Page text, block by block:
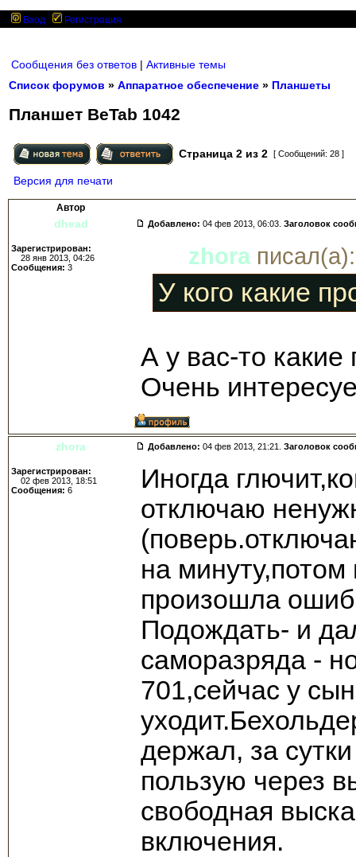
Вход Регистрация
Сообщения без ответов | Активные темы
Список форумов » Аппаратное обеспечение » Планшеты
Планшет BeTab 1042
Страница 2 из 2 [ Сообщений: 28 ]
Версия для печати
Автор
dhead Добавлено: 04 фев 2013, 06:03. Заголовок
Зарегистрирован:
28 янв 2013, 04:26
Сообщения: 3 zhora писал(а):
У кого какие
А у вас-то
Очень
zhora Добавлено: 04 фев 2013, 21:21. Заголовок
Зарегистрирован:
02 фев 2013, 18:51
Сообщения: 6
Иногда
отключаю
на
произошла
Подождать- и
саморазряда -
701,сейчас у
держал, за
пользую через
свободная
включения.